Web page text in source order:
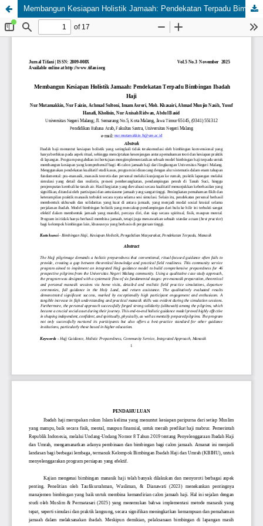
Membangun Kesiapan Holistik Jamaah: Pendekatan Terpadu Bimbingan Ibadah Haji